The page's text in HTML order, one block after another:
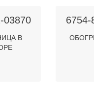
03870
В
6754-